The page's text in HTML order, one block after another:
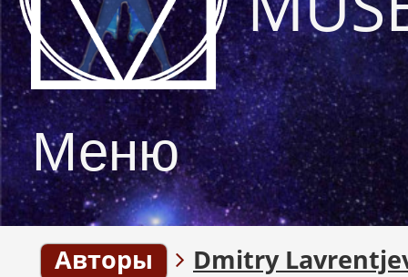
Меню
Авторы Dmitry